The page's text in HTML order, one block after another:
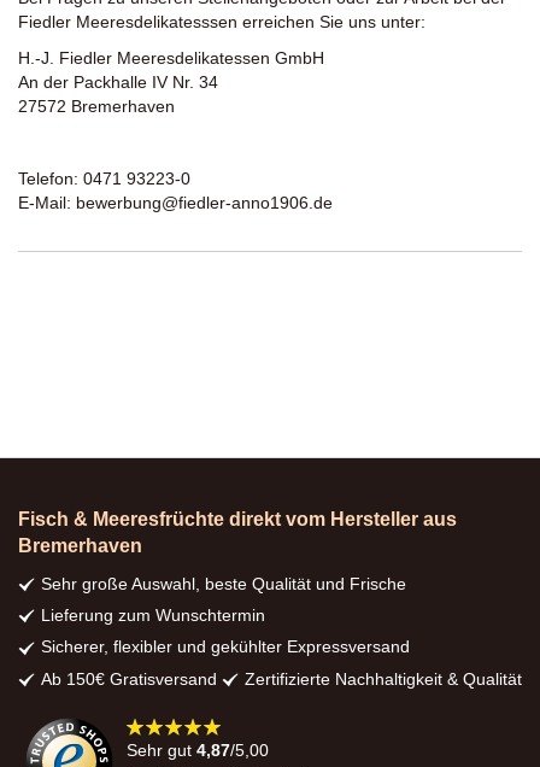
Fiedler Meeresdelikatesssen erreichen Sie uns unter:
H.-J. Fiedler Meeresdelikatessen GmbH
An der Packhalle IV Nr. 34
27572 Bremerhaven
Telefon: 0471 93223-0
E-Mail: bewerbung@fiedler-anno1906.de
Fisch & Meeresfrüchte direkt vom Hersteller aus
Bremerhaven
Sehr große Auswahl, beste Qualität und Frische
Lieferung zum Wunschtermin
Sicherer, flexibler und gekühlter Expressversand
Ab 150€ Gratisversand
Zertifizierte Nachhaltigkeit & Qualität
98%
Sehr gut 4,87/5,00